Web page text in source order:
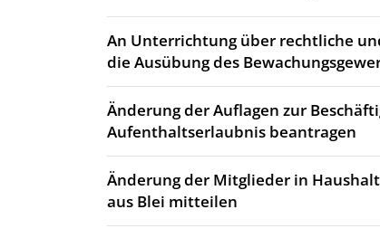
An Unterrichtung über rechtliche
die Ausübung des
Änderung der Auflagen zur
Aufenthaltserlaubnis beantragen
Änderung der Mitglieder in
aus Blei mitteilen